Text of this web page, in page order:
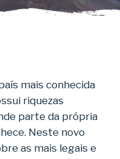
mais conhecida
riquezas
parte da própria
Neste novo
as mais legais e